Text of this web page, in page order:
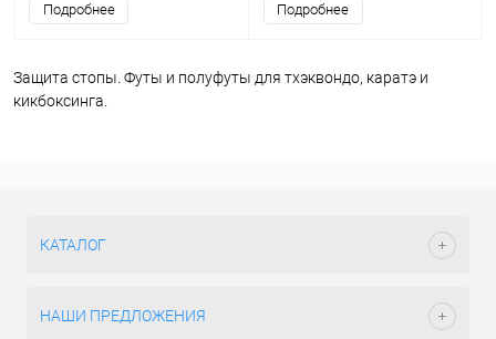
Подробнее Подробнее
Защита стопы. Футы и полуфуты для тхэквондо, каратэ и
кикбоксинга.
КАТАЛОГ
НАШИ ПРЕДЛОЖЕНИЯ